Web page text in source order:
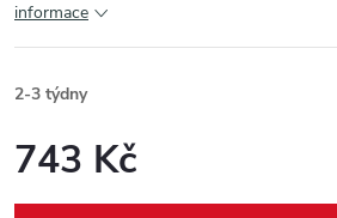
informace
2-3 týdny
743 Kč